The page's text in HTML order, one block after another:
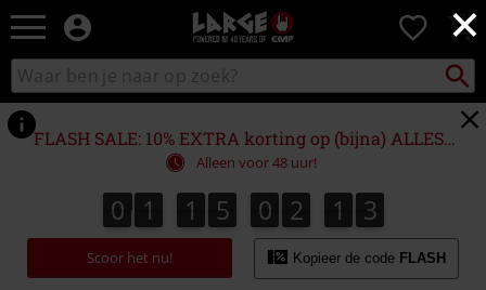
×
Large
–
Muziek-,
en
gaming-
merch
+
alternatieve
kleding
0
Zoek
in
catalogus
zoeken
FLASH SALE: 10% EXTRA korting op (bijna) ALLES!*
Alleen voor 48 uur!
0
0 1
1 1
1 5
5 0
0 2
2 1
1 1
2
1
3
2
Scoor het nu! Kopieer de code FLASH